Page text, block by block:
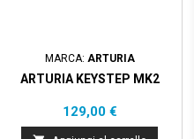
MARCA: ARTURIA
ARTURIA KEYSTEP MK2
Prezzo
129,00 €